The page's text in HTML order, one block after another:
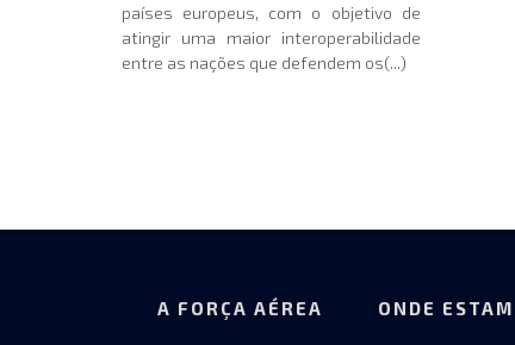
países europeus, com o objetivo de
atingir uma maior interoperabilidade
entre as nações que defendem os(...)
A FORÇA AÉREA ONDE